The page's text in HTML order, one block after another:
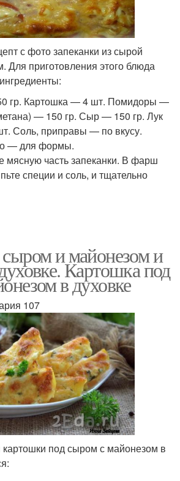
с фото запеканки из сырой
Для приготовления этого блюда
гр. Картошка — 4 шт. Помидоры —
— 150 гр. Сыр — 150 гр. Лук
Соль, приправы — по вкусу.
— для формы.
мясную часть запеканки. В фарш
специи и соль, и тщательно
и майонезом и
Картошка под
в духовке
107
под сыром с майонезом в